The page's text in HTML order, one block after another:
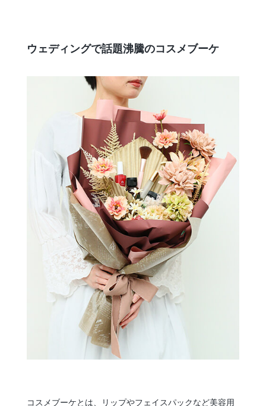
ウェディングで話題沸騰のコスメブーケ
コスメブーケとは、リップやフェイスパックなど美容用